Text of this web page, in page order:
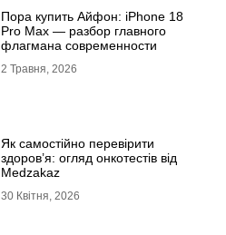
Пора купить Айфон: iPhone 18
Pro Max — разбор главного
флагмана современности
2 Травня, 2026
Як самостійно перевірити
здоров’я: огляд онкотестів від
Medzakaz
30 Квітня, 2026